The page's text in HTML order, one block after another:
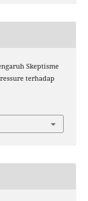
Skeptisme
terhadap